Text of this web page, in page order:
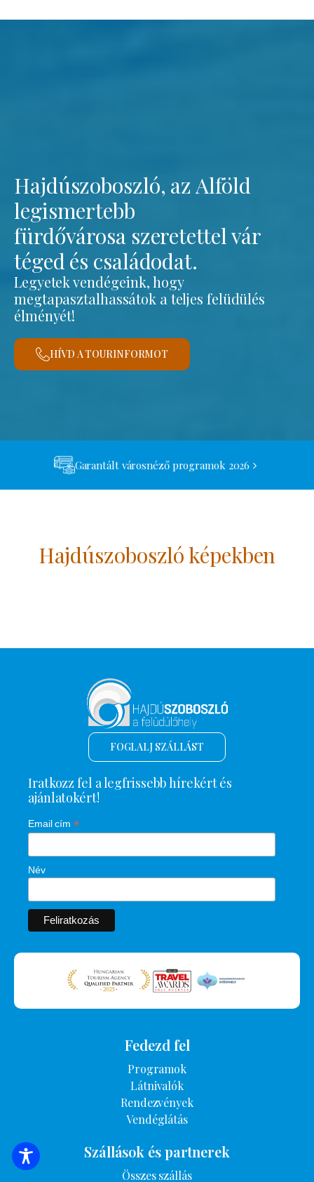
Hajdúszoboszló, az Alföld
legismertebb
fürdővárosa szeretettel vár
téged és családodat.
Legyetek vendégeink, hogy
megtapasztalhassátok a teljes felüdülés
élményét!
HÍVD A TOURINFORMOT
Garantált városnéző programok 2026
Hajdúszoboszló képekben
SZÁLLÁSOK KERESÉSE
FOGLALJ SZÁLLÁST
Iratkozz fel a legfrissebb hírekért és
ajánlatokért!
Email cím *
Név
Fedezd fel
Programok
Látnivalók
Rendezvények
Vendéglátás
Szállások és partnerek
Összes szállás